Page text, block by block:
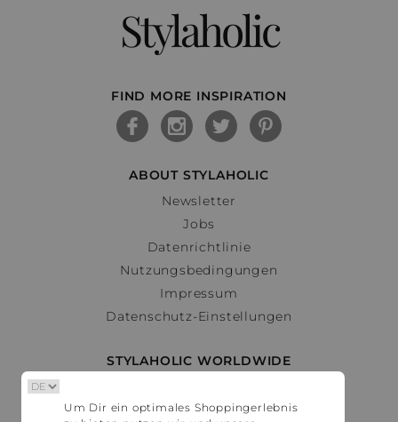
Stylaholic
FIND MORE INSPIRATION
ABOUT STYLAHOLIC
Newsletter
Jobs
Datenrichtlinie
Nutzungsbedingungen
Impressum
Datenschutz-Einstellungen
STYLAHOLIC WORLDWIDE
Österreich
Um Dir ein optimales Shoppingerlebnis